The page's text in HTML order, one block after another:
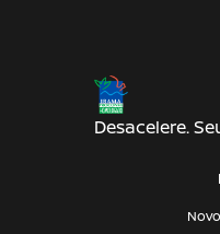
Desacelere.